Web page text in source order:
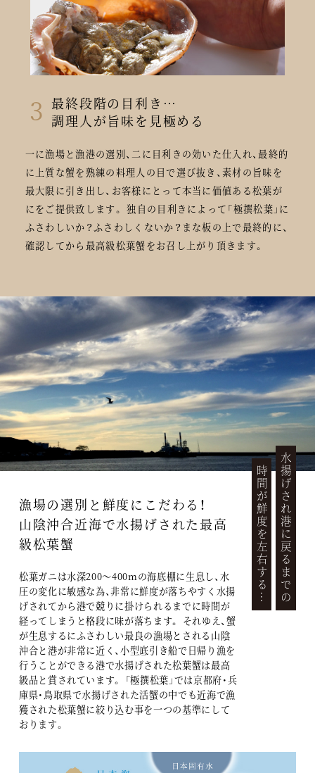
3 最終段階の目利き…
調理人が旨味を見極める
一に漁場と漁港の選別、二に目利きの効いた仕入れ、最終的
に上質な蟹を熟練の料理人の目で選び抜き、素材の旨味を
最大限に引き出し、お客様にとって本当に価値ある松葉が
にをご提供致します。 独自の目利きによって「極撰松葉」に
ふさわしいか？ふさわしくないか？まな板の上で最終的に、
確認してから最高級松葉蟹をお召し上がり頂きます。
水揚げされ港に戻るまでの
時間が鮮度を左右する…
漁場の選別と鮮度にこだわる！
山陰沖合近海で水揚げされた最高
級松葉蟹
松葉ガニは水深200〜400mの海底棚に生息し、水
圧の変化に敏感な為、非常に鮮度が落ちやすく水揚
げされてから港で競りに掛けられるまでに時間が
経ってしまうと格段に味が落ちます。 それゆえ、蟹
が生息するにふさわしい最良の漁場とされる山陰
沖合と港が非常に近く、小型底引き船で日帰り漁を
行うことができる港で水揚げされた松葉蟹は最高
級品と賞されています。 「極撰松葉」では京都府・兵
庫県・鳥取県で水揚げされた活蟹の中でも近海で漁
獲された松葉蟹に絞り込む事を一つの基準にして
おります。